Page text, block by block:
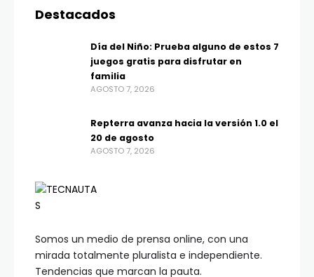
Somos un medio de prensa online, con una
mirada totalmente pluralista e independiente.
Tendencias que marcan la pauta.
Destacados
Día del Niño: Prueba alguno de estos 7
juegos gratis para disfrutar en
familia
AGOSTO 7, 2026
Repterra avanza hacia la versión 1.0 el
20 de agosto
AGOSTO 7, 2026